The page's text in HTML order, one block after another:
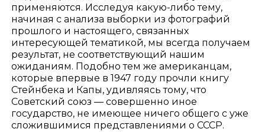
применяются. Исследуя какую-либо тему,
начиная с анализа выборки из фотографий
прошлого и настоящего, связанных
интересующей тематикой, мы всегда получаем
результат, не соответствующий нашим
ожиданиям. Подобно тем же американцам,
которые впервые в 1947 году прочли книгу
Стейнбека и Капы, удивляясь тому, что
Советский союз — совершенно иное
государство, не имеющее ничего общего с уже
сложившимися представлениями о СССР.